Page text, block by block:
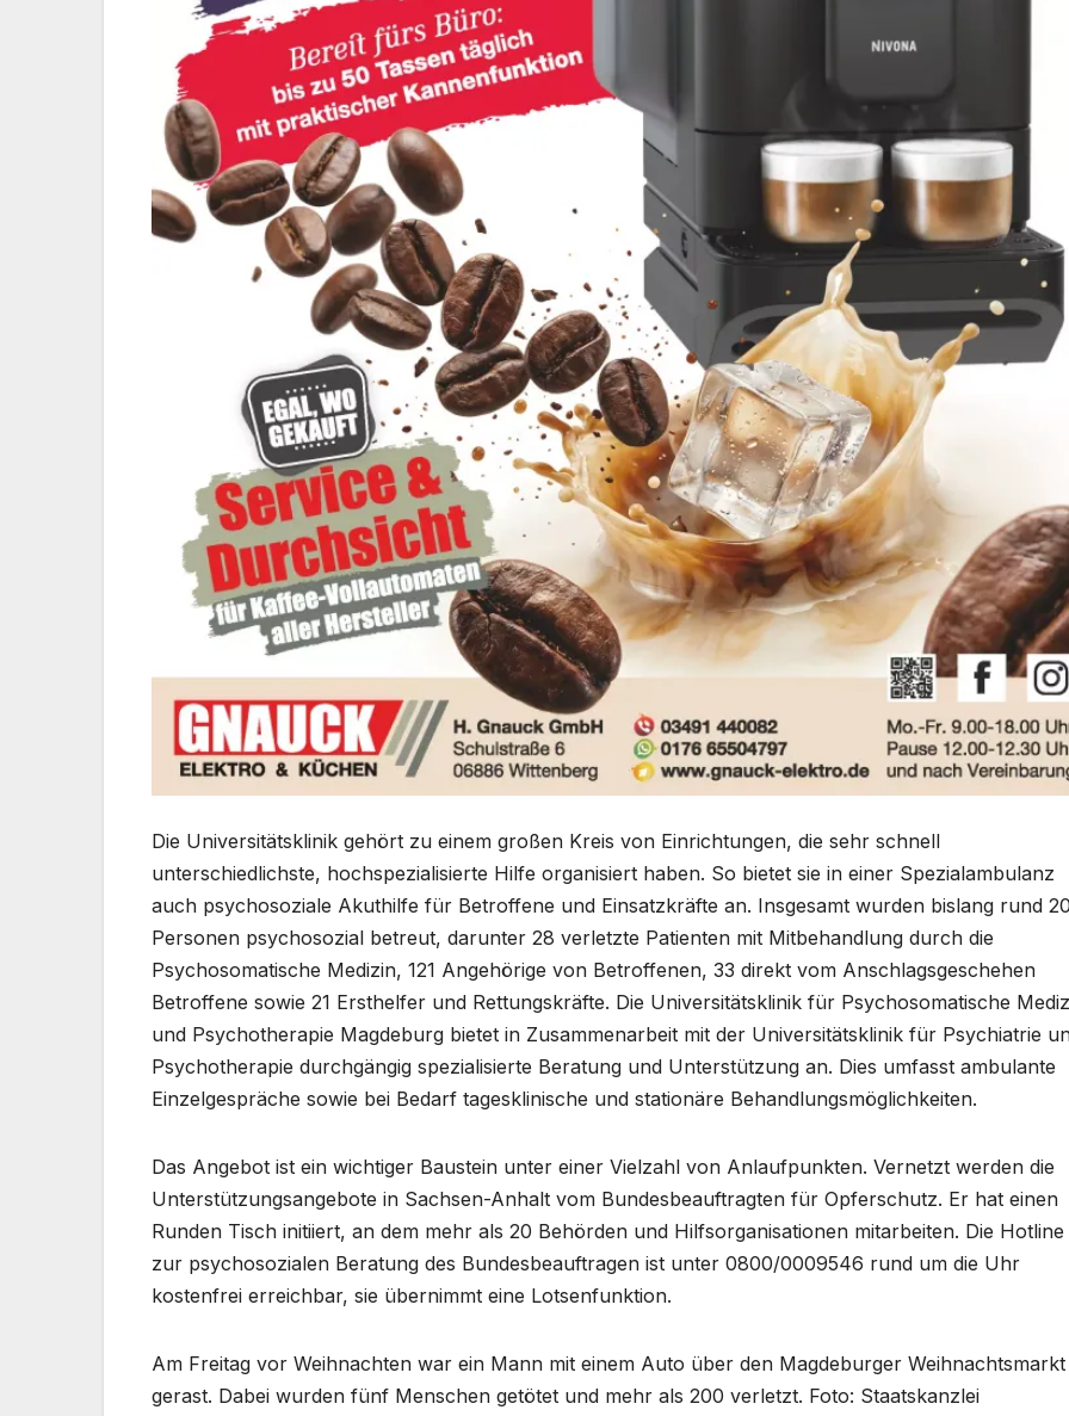
Die Universitätsklinik gehört zu einem großen Kreis von Einrichtungen, die sehr schnell
unterschiedlichste, hochspezialisierte Hilfe organisiert haben. So bietet sie in einer Spezialambulanz
auch psychosoziale Akuthilfe für Betroffene und Einsatzkräfte an. Insgesamt wurden bislang rund
Personen psychosozial betreut, darunter 28 verletzte Patienten mit Mitbehandlung durch die
Psychosomatische Medizin, 121 Angehörige von Betroffenen, 33 direkt vom Anschlagsgeschehen
Betroffene sowie 21 Ersthelfer und Rettungskräfte. Die Universitätsklinik für Psychosomatische
und Psychotherapie Magdeburg bietet in Zusammenarbeit mit der Universitätsklinik für Psychiatrie
Psychotherapie durchgängig spezialisierte Beratung und Unterstützung an. Dies umfasst ambulante
Einzelgespräche sowie bei Bedarf tagesklinische und stationäre Behandlungsmöglichkeiten.
Das Angebot ist ein wichtiger Baustein unter einer Vielzahl von Anlaufpunkten. Vernetzt werden die
Unterstützungsangebote in Sachsen-Anhalt vom Bundesbeauftragten für Opferschutz. Er hat einen
Runden Tisch initiiert, an dem mehr als 20 Behörden und Hilfsorganisationen mitarbeiten. Die Hotline
zur psychosozialen Beratung des Bundesbeauftragen ist unter 0800/0009546 rund um die Uhr
kostenfrei erreichbar, sie übernimmt eine Lotsenfunktion.
Am Freitag vor Weihnachten war ein Mann mit einem Auto über den Magdeburger Weihnachtsmarkt
gerast. Dabei wurden fünf Menschen getötet und mehr als 200 verletzt. Foto: Staatskanzlei